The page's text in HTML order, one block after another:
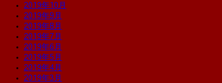
2019年10月
2019年9月
2019年8月
2019年7月
2019年6月
2019年5月
2019年4月
2019年3月